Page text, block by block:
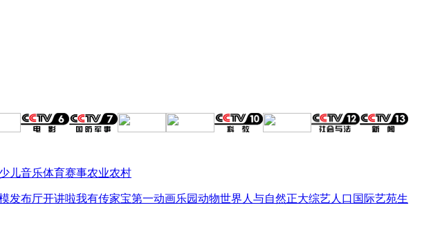
少儿音乐体育赛事农业农村
发布厅开讲啦我有传家宝第一动画乐园动物世界 人与自然正大综艺人口 国际艺苑生